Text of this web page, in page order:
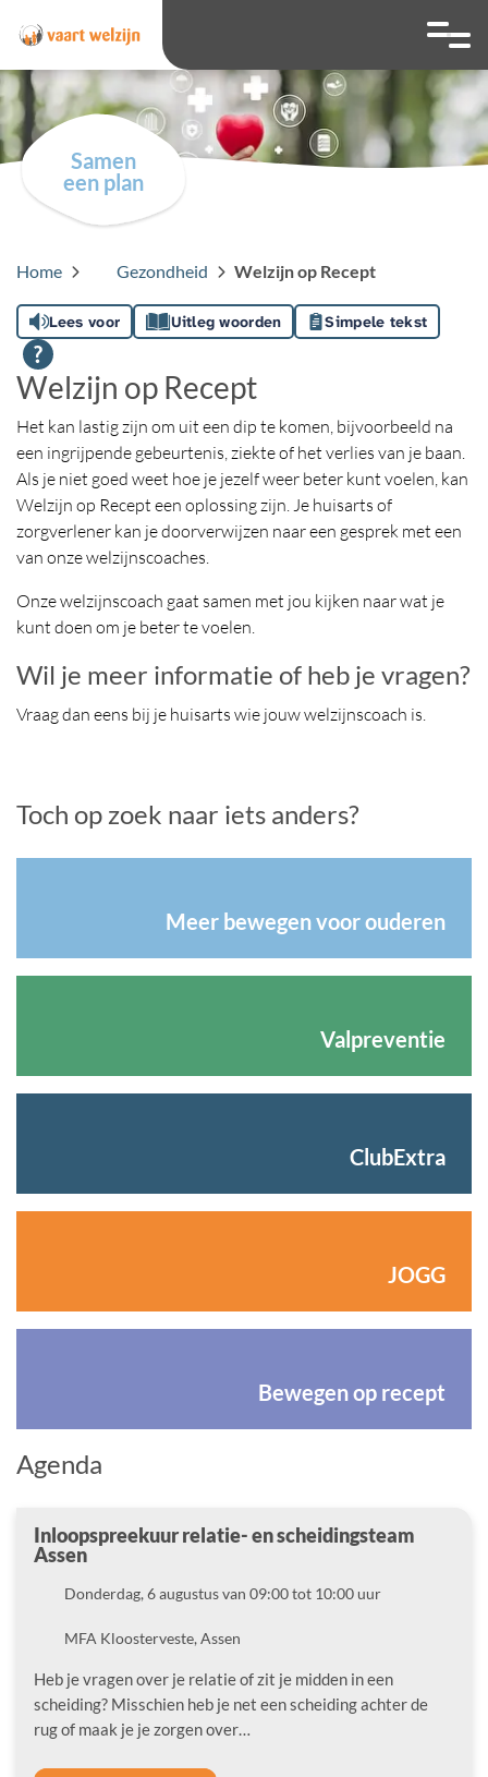
Hoog contrast
Ga naar
Samen
een plan
Home Gezondheid Welzijn op Recept
Lees voor Uitleg woorden Simpele tekst
Welzijn op Recept
Het kan lastig zijn om uit een dip te komen, bijvoorbeeld na
een ingrijpende gebeurtenis, ziekte of het verlies van je baan.
Als je niet goed weet hoe je jezelf weer beter kunt voelen, kan
Welzijn op Recept een oplossing zijn. Je huisarts of
zorgverlener kan je doorverwijzen naar een gesprek met een
van onze welzijnscoaches.
Onze welzijnscoach gaat samen met jou kijken naar wat je
kunt doen om je beter te voelen.
Wil je meer informatie of heb je vragen?
Vraag dan eens bij je huisarts wie jouw welzijnscoach is.
Toch op zoek naar iets anders?
Meer bewegen voor ouderen
Valpreventie
ClubExtra
JOGG
Bewegen op recept
Agenda
Inloopspreekuur relatie- en scheidingsteam
Assen
DatumDonderdag, 6 augustus van 09:00 tot 10:00 uur
LocatieMFA Kloosterveste, Assen
Heb je vragen over je relatie of zit je midden in een
scheiding? Misschien heb je net een scheiding achter de
rug of maak je je zorgen over…